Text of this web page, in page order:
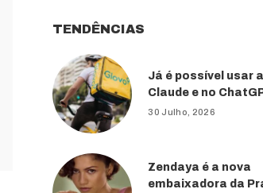
TENDÊNCIAS
Já é possível usar
Claude e no
30 Julho, 2026
Zendaya é a nova
embaixadora da